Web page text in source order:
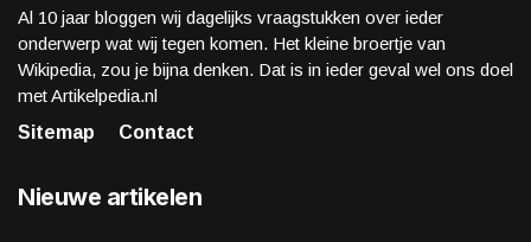
Al 10 jaar bloggen wij dagelijks vraagstukken over ieder
onderwerp wat wij tegen komen. Het kleine broertje van
Wikipedia, zou je bijna denken. Dat is in ieder geval wel ons doel
met Artikelpedia.nl
Sitemap
Contact
Nieuwe artikelen